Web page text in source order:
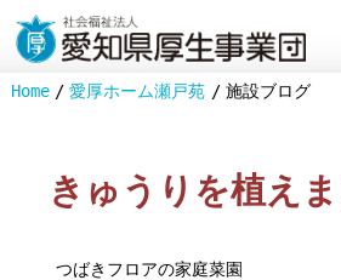
Home 愛厚ホーム瀬戸苑 施設ブログ
きゅうりを植え
つばきフロアの家庭菜園